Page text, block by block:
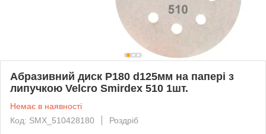
Абразивний диск P180 d125мм на папері з
липучкою Velcro Smirdex 510 1шт.
Немає в наявності
Код: SMX_510428180
Роздріб